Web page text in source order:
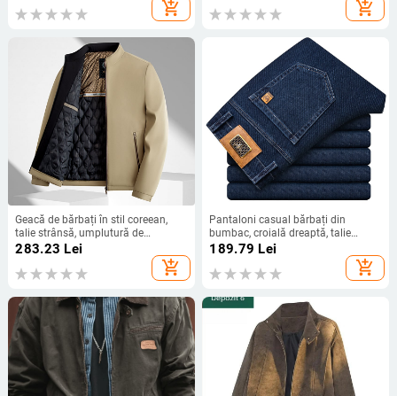
add_shopping_cart add_shopping_cart
Geacă de bărbați în stil coreean,
talie strânsă, umplutură de
bumbac, glugă
283.23 Lei
add_shopping_cart
Pantaloni casual bărbați din
bumbac, croială dreaptă, talie
medie-înaltă, țesătură groasă,
189.79 Lei
add_shopping_cart